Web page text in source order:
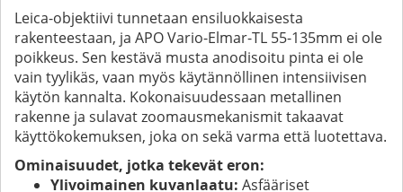
Leica-objektiivi tunnetaan ensiluokkaisesta
rakenteestaan, ja APO Vario-Elmar-TL 55-135mm ei ole
poikkeus. Sen kestävä musta anodisoitu pinta ei ole
vain tyylikäs, vaan myös käytännöllinen intensiivisen
käytön kannalta. Kokonaisuudessaan metallinen
rakenne ja sulavat zoomausmekanismit takaavat
käyttökokemuksen, joka on sekä varma että luotettava.
Ominaisuudet, jotka tekevät eron:
Ylivoimainen kuvanlaatu: Asfääriset